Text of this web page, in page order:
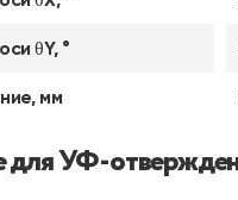
θY, °
мм
для УФ-